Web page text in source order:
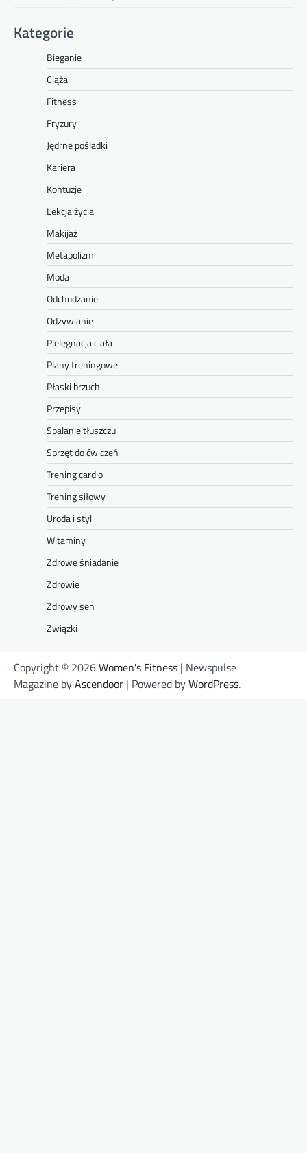
Kategorie
Bieganie
Ciąża
Fitness
Fryzury
Jędrne pośladki
Kariera
Kontuzje
Lekcja życia
Makijaż
Metabolizm
Moda
Odchudzanie
Odżywianie
Pielęgnacja ciała
Plany treningowe
Płaski brzuch
Przepisy
Spalanie tłuszczu
Sprzęt do ćwiczeń
Trening cardio
Trening siłowy
Uroda i styl
Witaminy
Zdrowe śniadanie
Zdrowie
Zdrowy sen
Związki
Copyright © 2026Women's Fitness | Newspulse
Magazine byAscendoor | Powered byWordPress.